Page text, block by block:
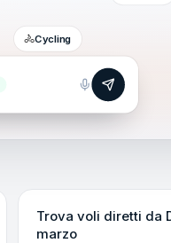
🚴Cycling
Trova voli diretti da
marzo